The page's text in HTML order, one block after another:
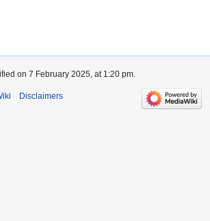
on 7 February 2025, at 1:20 pm.
Disclaimers